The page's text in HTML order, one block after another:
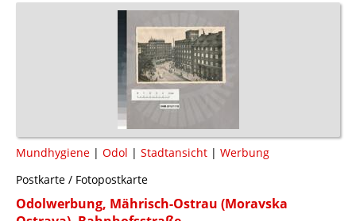
Mundhygiene | Odol | Stadtansicht | Werbung
Postkarte / Fotopostkarte
Odolwerbung, Mährisch-Ostrau (Moravska